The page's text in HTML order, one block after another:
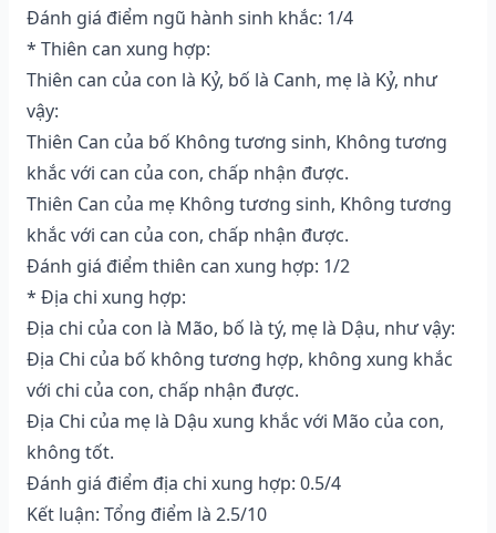
Đánh giá điểm ngũ hành sinh khắc: 1/4
* Thiên can xung hợp:
Thiên can của con là Kỷ, bố là Canh, mẹ là Kỷ, như
vậy:
Thiên Can của bố Không tương sinh, Không tương
khắc với can của con, chấp nhận được.
Thiên Can của mẹ Không tương sinh, Không tương
khắc với can của con, chấp nhận được.
Đánh giá điểm thiên can xung hợp: 1/2
* Địa chi xung hợp:
Địa chi của con là Mão, bố là tý, mẹ là Dậu, như vậy:
Địa Chi của bố không tương hợp, không xung khắc
với chi của con, chấp nhận được.
Địa Chi của mẹ là Dậu xung khắc với Mão của con,
không tốt.
Đánh giá điểm địa chi xung hợp: 0.5/4
Kết luận: Tổng điểm là 2.5/10